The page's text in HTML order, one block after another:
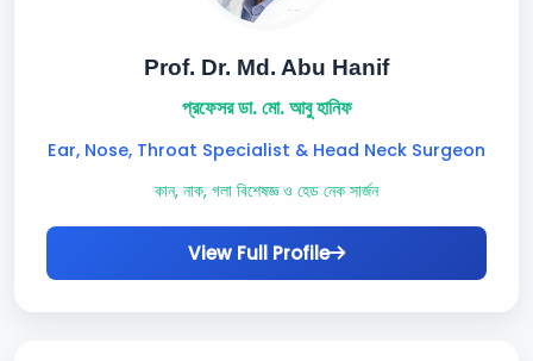
Prof. Dr. Md. Abu Hanif
প্রফেসর ডা. মো. আবু হানিফ
Ear, Nose, Throat Specialist & Head Neck Surgeon
কান, নাক, গলা বিশেষজ্ঞ ও হেড নেক সার্জন
View Full Profile